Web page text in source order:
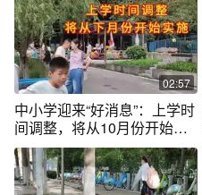
02:57
中小学迎来“好消息”：上学时
间调整，将从10月份开始实
施